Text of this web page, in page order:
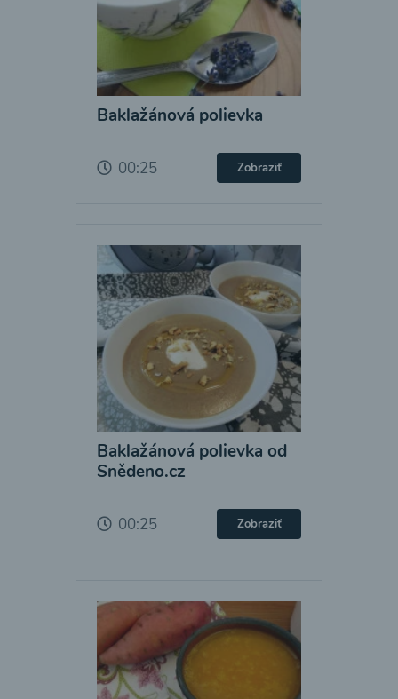
Baklažánová polievka
00:25 Zobraziť
Baklažánová polievka od
Snědeno.cz
00:25 Zobraziť